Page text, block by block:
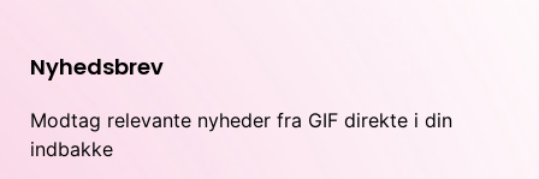
Nyhedsbrev
Modtag relevante nyheder fra GIF direkte i din
indbakke